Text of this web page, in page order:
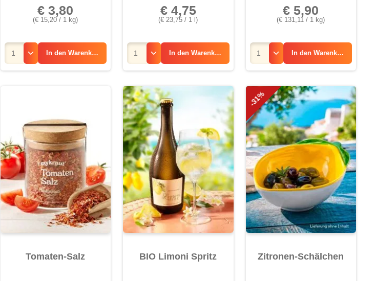
(€ 15,20 / 1 kg)
€ 3,80
In den Warenkorb
(€ 23,75 / 1 l)
€ 4,75
In den Warenkorb
(€ 131,11 / 1 kg)
€ 5,90
In den Warenkorb
Tomaten-Salz BIO Limoni Spritz
-31%
Zitronen-Schälchen